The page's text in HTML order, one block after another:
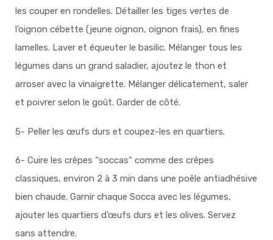
les couper en rondelles. Détailler les tiges vertes de
l’oignon cébette (jeune oignon, oignon frais), en fines
lamelles. Laver et équeuter le basilic. Mélanger tous les
légumes dans un grand saladier, ajoutez le thon et
arroser avec la vinaigrette. Mélanger délicatement, saler
et poivrer selon le goût. Garder de côté.
5- Peller les œufs durs et coupez-les en quartiers.
6- Cuire les crêpes “soccas“ comme des crêpes
classiques, environ 2 à 3 min dans une poêle antiadhésive
bien chaude. Garnir chaque Socca avec les légumes,
ajouter les quartiers d’œufs durs et les olives. Servez
sans attendre.